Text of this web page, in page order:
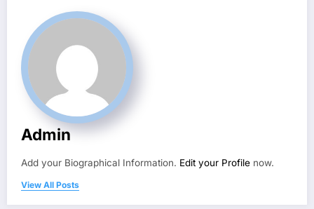
Admin
Add your Biographical Information. Edit your Profile now.
View All Posts